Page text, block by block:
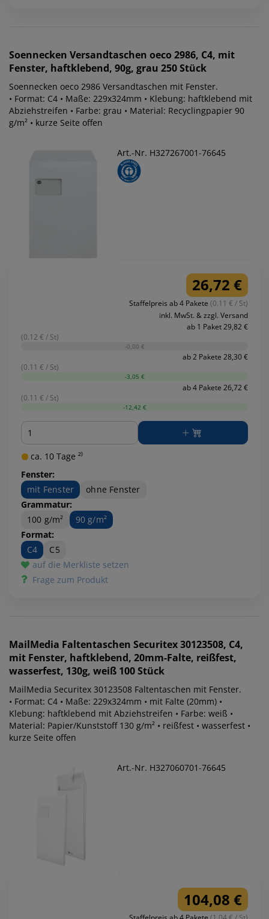
Soennecken Versandtaschen oeco 2986, C4, mit
Fenster, haftklebend, 90g, grau 250 Stück
Soennecken oeco 2986 Versandtaschen mit Fenster.
• Format: C4 • Maße: 229x324mm • Klebung: haftklebend mit
Abziehstreifen • Farbe: grau • Material: Recyclingpapier 90
g/m² • kurze Seite offen
Art.-Nr. H327267001-76645
26,72 €
Staffelpreis ab 4 Pakete (0.11 € / St)
inkl. MwSt. & zzgl. Versand
ab 1 Paket 29,82 €
(0.12 € / St)
-0,00 €
ab 2 Pakete 28,30 €
(0.11 € / St)
-3,05 €
ab 4 Pakete 26,72 €
(0.11 € / St)
-12,42 €
Menge
ca. 10 Tage ²⁾
Fenster:
mit Fenster
ohne Fenster
Grammatur:
100 g/m²
90 g/m²
Format:
C4
C5
auf die Merkliste setzen
Frage zum Produkt
MailMedia Faltentaschen Securitex 30123508, C4,
mit Fenster, haftklebend, 20mm-Falte, reißfest,
wasserfest, 130g, weiß 100 Stück
MailMedia Securitex 30123508 Faltentaschen mit Fenster.
• Format: C4 • Maße: 229x324mm • mit Falte (20mm) •
Klebung: haftklebend mit Abziehstreifen • Farbe: weiß •
Material: Papier/Kunststoff 130 g/m² • reißfest • wasserfest •
kurze Seite offen
Art.-Nr. H327060701-76645
104,08 €